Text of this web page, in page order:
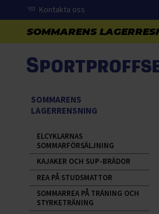
Kontakta oss
SOMMARENS
LAGERRENSNING
ELCYKLARNAS
SOMMARFÖRSÄLJNING
KAJAKER OCH SUP-BRÄDOR
REA PÅ STUDSMATTOR
SOMMARREA PÅ TRÄNING OCH
STYRKETRÄNING